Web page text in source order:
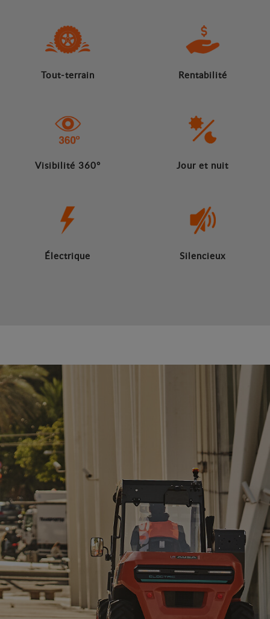
Tout-terrain Rentabilité
Visibilité 360° Jour et nuit
Électrique Silencieux